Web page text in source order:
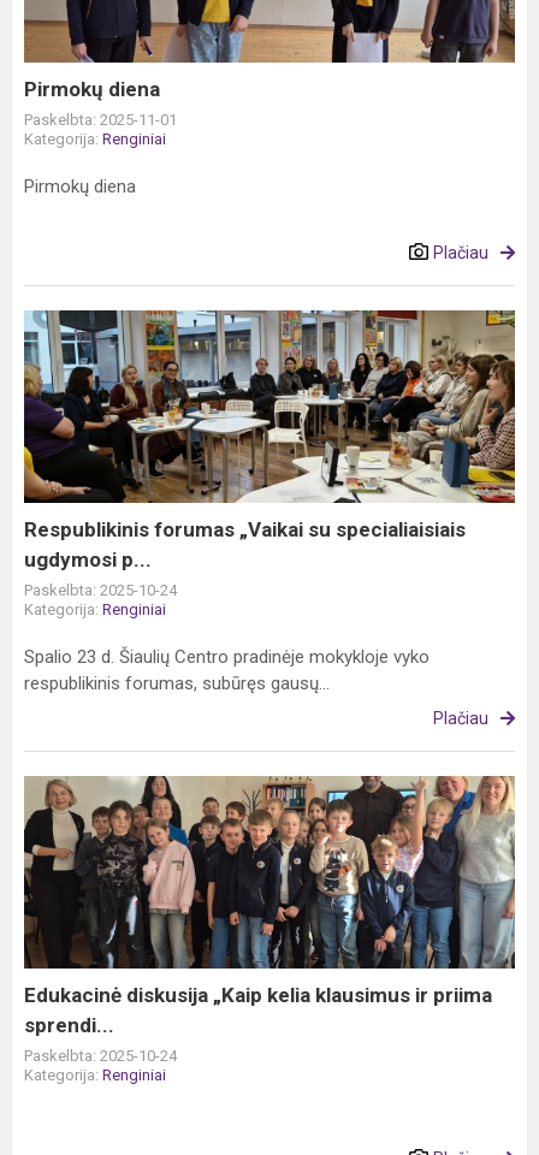
Pirmokų diena
Paskelbta: 2025-11-01
Kategorija: Renginiai
Pirmokų diena
Plačiau
Respublikinis
forumas
„Vaikai
su
specialiaisiais
ugdymosi
p...
Respublikinis forumas „Vaikai su specialiaisiais
ugdymosi p...
Paskelbta: 2025-10-24
Kategorija: Renginiai
Spalio 23 d. Šiaulių Centro pradinėje mokykloje vyko
respublikinis forumas, subūręs gausų...
Plačiau
Edukacinė
diskusija
„Kaip
kelia
klausimus
ir
priima
sprendi...
Edukacinė diskusija „Kaip kelia klausimus ir priima
sprendi...
Paskelbta: 2025-10-24
Kategorija: Renginiai